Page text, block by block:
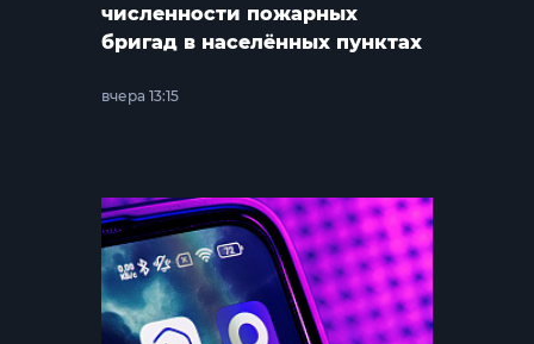
численности пожарных
бригад в населённых пунктах
вчера 13:15